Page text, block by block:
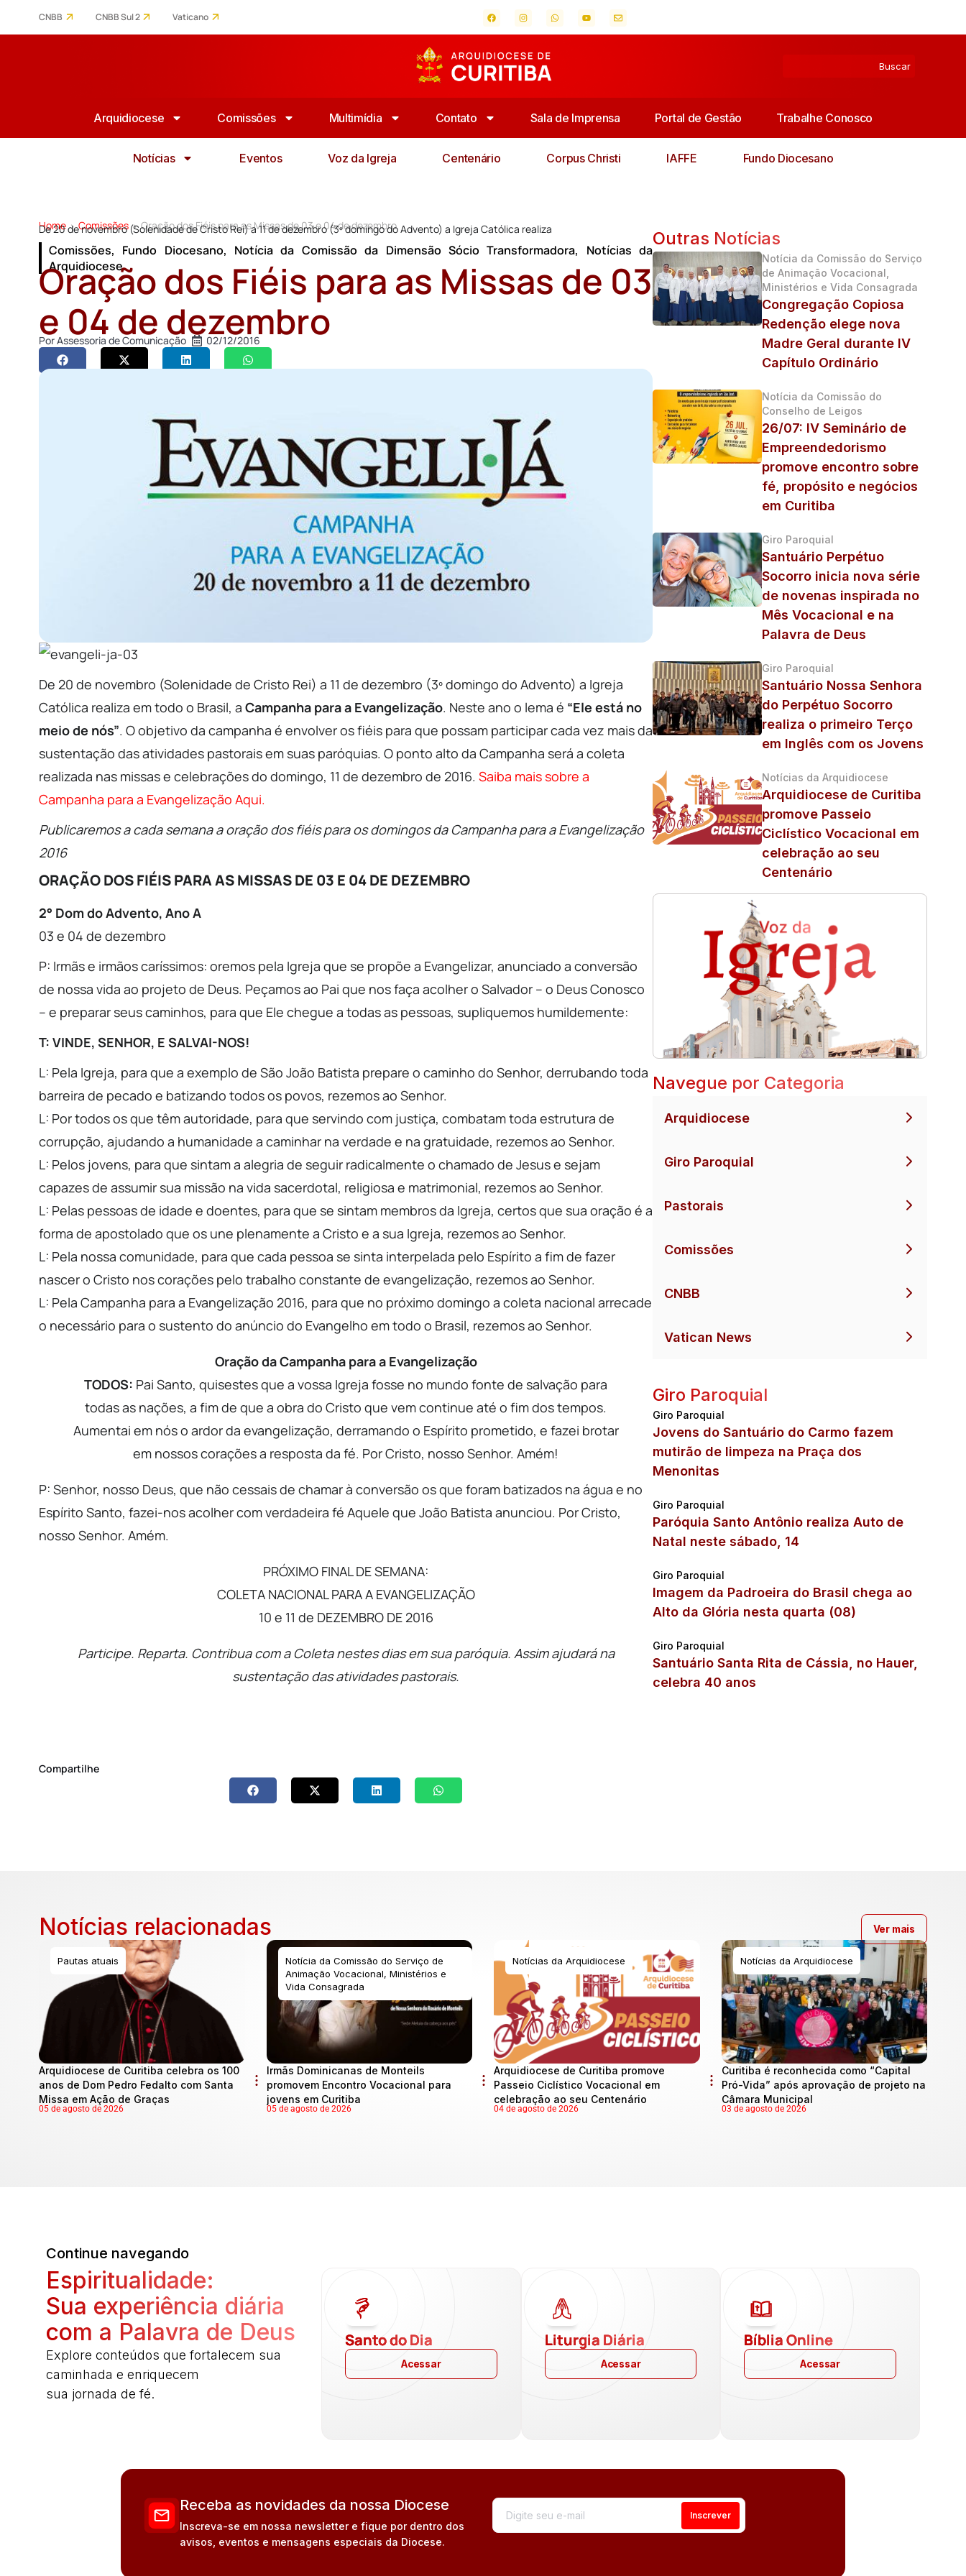
CNBB CNBB Sul 2 Vaticano
Arquidiocese Comissões Multimídia Contato Sala de Imprensa Portal de Gestão Trabalhe Conosco
Notícias Eventos Voz da Igreja Centenário Corpus Christi IAFFE Fundo Diocesano
Home > Comissões > Oração dos Fiéis para as Missas de 03 e 04 de dezembro
De 20 de novembro (Solenidade de Cristo Rei) a 11 de dezembro (3º domingo do Advento) a Igreja Católica realiza
Comissões, Fundo Diocesano, Notícia da Comissão da Dimensão Sócio Transformadora, Notícias da
Arquidiocese
Oração dos Fiéis para as Missas de 03
e 04 de dezembro
PorAssessoria de Comunicação 02/12/2016
De 20 de novembro (Solenidade de Cristo Rei) a 11 de dezembro (3º domingo do Advento) a Igreja
Católica realiza em todo o Brasil, a Campanha para a Evangelização. Neste ano o lema é “Ele está no
meio de nós”. O objetivo da campanha é envolver os fiéis para que possam participar cada vez mais da
sustentação das atividades pastorais em suas paróquias. O ponto alto da Campanha será a coleta
realizada nas missas e celebrações do domingo, 11 de dezembro de 2016. Saiba mais sobre a
Campanha para a Evangelização Aqui.
Publicaremos a cada semana a oração dos fiéis para os domingos da Campanha para a Evangelização
2016
ORAÇÃO DOS FIÉIS PARA AS MISSAS DE 03 E 04 DE DEZEMBRO
2° Dom do Advento, Ano A
03 e 04 de dezembro
P: Irmãs e irmãos caríssimos: oremos pela Igreja que se propõe a Evangelizar, anunciado a conversão
de nossa vida ao projeto de Deus. Peçamos ao Pai que nos faça acolher o Salvador – o Deus Conosco
– e preparar seus caminhos, para que Ele chegue a todas as pessoas, supliquemos humildemente:
T: VINDE, SENHOR, E SALVAI-NOS!
L: Pela Igreja, para que a exemplo de São João Batista prepare o caminho do Senhor, derrubando toda
barreira de pecado e batizando todos os povos, rezemos ao Senhor.
L: Por todos os que têm autoridade, para que servindo com justiça, combatam toda estrutura de
corrupção, ajudando a humanidade a caminhar na verdade e na gratuidade, rezemos ao Senhor.
L: Pelos jovens, para que sintam a alegria de seguir radicalmente o chamado de Jesus e sejam
capazes de assumir sua missão na vida sacerdotal, religiosa e matrimonial, rezemos ao Senhor.
L: Pelas pessoas de idade e doentes, para que se sintam membros da Igreja, certos que sua oração é a
forma de apostolado que os une plenamente a Cristo e a sua Igreja, rezemos ao Senhor.
L: Pela nossa comunidade, para que cada pessoa se sinta interpelada pelo Espírito a fim de fazer
nascer o Cristo nos corações pelo trabalho constante de evangelização, rezemos ao Senhor.
L: Pela Campanha para a Evangelização 2016, para que no próximo domingo a coleta nacional arrecade
o necessário para o sustento do anúncio do Evangelho em todo o Brasil, rezemos ao Senhor.
Oração da Campanha para a Evangelização
TODOS: Pai Santo, quisestes que a vossa Igreja fosse no mundo fonte de salvação para
todas as nações, a fim de que a obra do Cristo que vem continue até o fim dos tempos.
Aumentai em nós o ardor da evangelização, derramando o Espírito prometido, e fazei brotar
em nossos corações a resposta da fé. Por Cristo, nosso Senhor. Amém!
P: Senhor, nosso Deus, que não cessais de chamar à conversão os que foram batizados na água e no
Espírito Santo, fazei-nos acolher com verdadeira fé Aquele que João Batista anunciou. Por Cristo,
nosso Senhor. Amém.
PRÓXIMO FINAL DE SEMANA:
COLETA NACIONAL PARA A EVANGELIZAÇÃO
10 e 11 de DEZEMBRO DE 2016
Participe. Reparta. Contribua com a Coleta nestes dias em sua paróquia. Assim ajudará na
sustentação das atividades pastorais.
Compartilhe
Outras Notícias
Notícia da Comissão do Serviço
de Animação Vocacional,
Ministérios e Vida Consagrada
Congregação Copiosa
Redenção elege nova
Madre Geral durante IV
Capítulo Ordinário
Notícia da Comissão do
Conselho de Leigos
26/07: IV Seminário de
Empreendedorismo
promove encontro sobre
fé, propósito e negócios
em Curitiba
Giro Paroquial
Santuário Perpétuo
Socorro inicia nova série
de novenas inspirada no
Mês Vocacional e na
Palavra de Deus
Giro Paroquial
Santuário Nossa Senhora
do Perpétuo Socorro
realiza o primeiro Terço
em Inglês com os Jovens
Notícias da Arquidiocese
Arquidiocese de Curitiba
promove Passeio
Ciclístico Vocacional em
celebração ao seu
Centenário
Navegue por Categoria
Arquidiocese
Giro Paroquial
Pastorais
Comissões
CNBB
Vatican News
Giro Paroquial
Giro Paroquial
Jovens do Santuário do Carmo fazem
mutirão de limpeza na Praça dos
Menonitas
Giro Paroquial
Paróquia Santo Antônio realiza Auto de
Natal neste sábado, 14
Giro Paroquial
Imagem da Padroeira do Brasil chega ao
Alto da Glória nesta quarta (08)
Giro Paroquial
Santuário Santa Rita de Cássia, no Hauer,
celebra 40 anos
Notícias relacionadas
Pautas atuais
Arquidiocese de Curitiba celebra os 100
anos de Dom Pedro Fedalto com Santa
Missa em Ação de Graças
05 de agosto de 2026
Notícia da Comissão do Serviço de
Animação Vocacional, Ministérios e
Vida Consagrada
Irmãs Dominicanas de Monteils
promovem Encontro Vocacional para
jovens em Curitiba
05 de agosto de 2026
Notícias da Arquidiocese
Arquidiocese de Curitiba promove
Passeio Ciclístico Vocacional em
celebração ao seu Centenário
04 de agosto de 2026
Notícias da Arquidiocese
Curitiba é reconhecida como “Capital
Pró-Vida” após aprovação de projeto na
Câmara Municipal
03 de agosto de 2026
Ver mais
Continue navegando
Espiritualidade:
Sua experiência diária
com a Palavra de Deus
Explore conteúdos que fortalecem sua
caminhada e enriquecem
sua jornada de fé.
Santo do Dia
Acessar
Liturgia Diária
Acessar
Bíblia Online
Acessar
Receba as novidades da nossa Diocese
Inscreva-se em nossa newsletter e fique por dentro dos
avisos, eventos e mensagens especiais da Diocese.